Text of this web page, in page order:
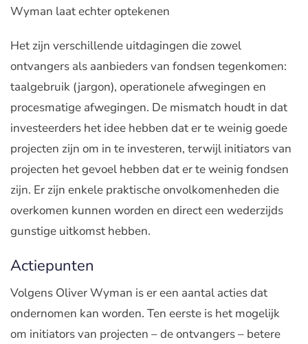
Wyman laat echter optekenen
Het zijn verschillende uitdagingen die zowel
ontvangers als aanbieders van fondsen tegenkomen:
taalgebruik (jargon), operationele afwegingen en
procesmatige afwegingen. De mismatch houdt in dat
investeerders het idee hebben dat er te weinig goede
projecten zijn om in te investeren, terwijl initiators van
projecten het gevoel hebben dat er te weinig fondsen
zijn. Er zijn enkele praktische onvolkomenheden die
overkomen kunnen worden en direct een wederzijds
gunstige uitkomst hebben.
Actiepunten
Volgens Oliver Wyman is er een aantal acties dat
ondernomen kan worden. Ten eerste is het mogelijk
om initiators van projecten – de ontvangers – betere